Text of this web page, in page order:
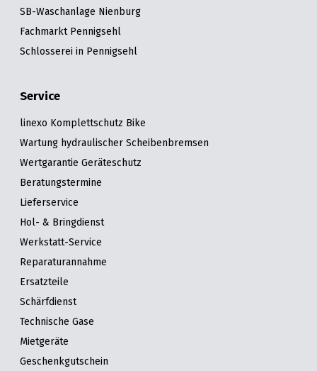
SB-Waschanlage Nienburg
Fachmarkt Pennigsehl
Schlosserei in Pennigsehl
Service
linexo Komplettschutz Bike
Wartung hydraulischer Scheibenbremsen
Wertgarantie Geräteschutz
Beratungstermine
Lieferservice
Hol- & Bringdienst
Werkstatt-Service
Reparaturannahme
Ersatzteile
Schärfdienst
Technische Gase
Mietgeräte
Geschenkgutschein